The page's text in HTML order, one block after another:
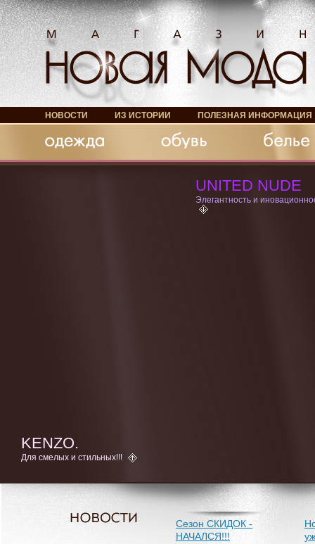
НОВОСТИ ИЗ ИСТОРИИ ПОЛЕЗНАЯ ИНФОРМАЦИЯ
Аксессуары
KENZO.
Для смелых и стильных!!!
UNITED NUDE
Элегантность и
Сезон СКИДОК -
НАЧАЛСЯ!!!